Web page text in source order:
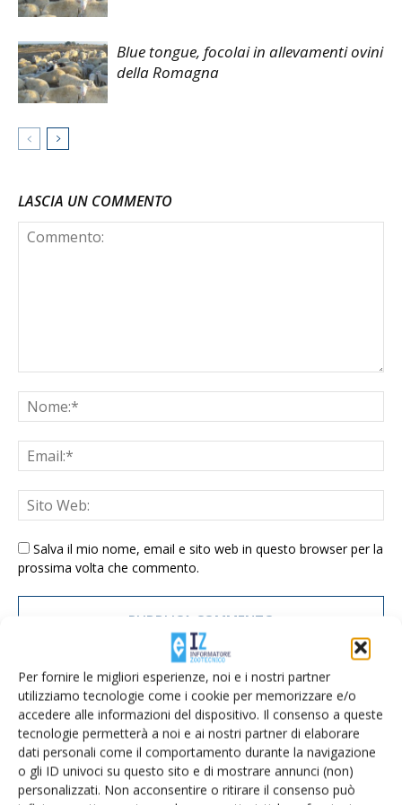
Per fornire le migliori esperienze, noi e i nostri partner
utilizziamo tecnologie come i cookie per memorizzare e/o
accedere alle informazioni del dispositivo. Il consenso a queste
tecnologie permetterà a noi e ai nostri partner di elaborare
dati personali come il comportamento durante la navigazione
o gli ID univoci su questo sito e di mostrare annunci (non)
personalizzati. Non acconsentire o ritirare il consenso può
Blue tongue, focolai in allevamenti ovini
della Romagna
LASCIA UN COMMENTO
Salva il mio nome, email e sito web in questo browser per la
prossima volta che commento.
E-magazine
Tecniche, prodotti e servizi dalle aziende